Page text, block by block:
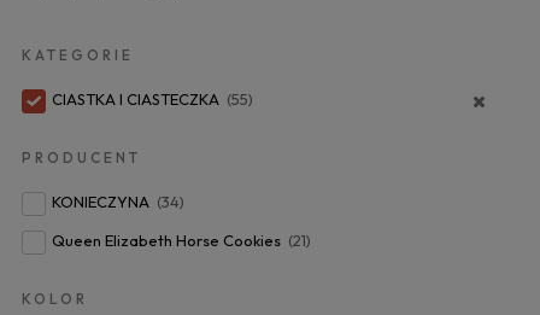
KATEGORIE
CIASTKA I CIASTECZKA (55)
PRODUCENT
KONIECZYNA (34)
Queen Elizabeth Horse Cookies (21)
KOLOR